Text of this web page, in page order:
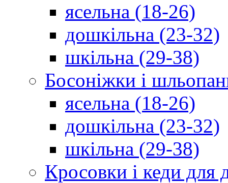
ясельна (18-26)
дошкільна (23-32)
шкільна (29-38)
Босоніжки і
ясельна (18-26)
дошкільна (23-32)
шкільна (29-38)
Кросовки і кеди для